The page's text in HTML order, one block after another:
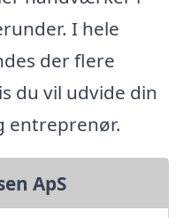
I hele
der flere
du vil udvide din
entreprenør.
ApS